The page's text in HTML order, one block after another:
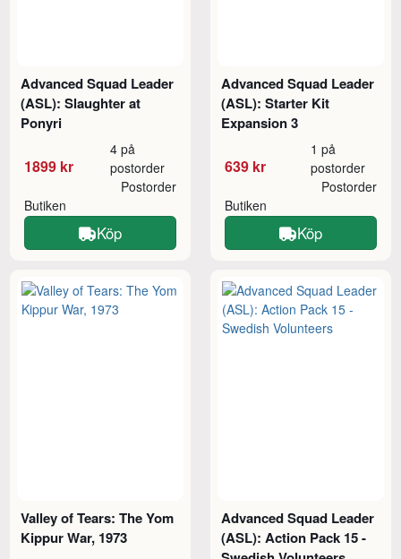
Advanced Squad Leader
(ASL): Slaughter at
Ponyri
1899 kr
4 på
postorder
Butiken
Postorder
Köp
Advanced Squad Leader
(ASL): Starter Kit
Expansion 3
639 kr
1 på
postorder
Butiken
Postorder
Köp
Valley of Tears: The Yom
Kippur War, 1973
Advanced Squad Leader
(ASL): Action Pack 15 -